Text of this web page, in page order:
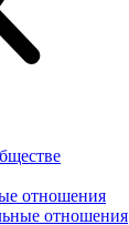
отношения
отношения